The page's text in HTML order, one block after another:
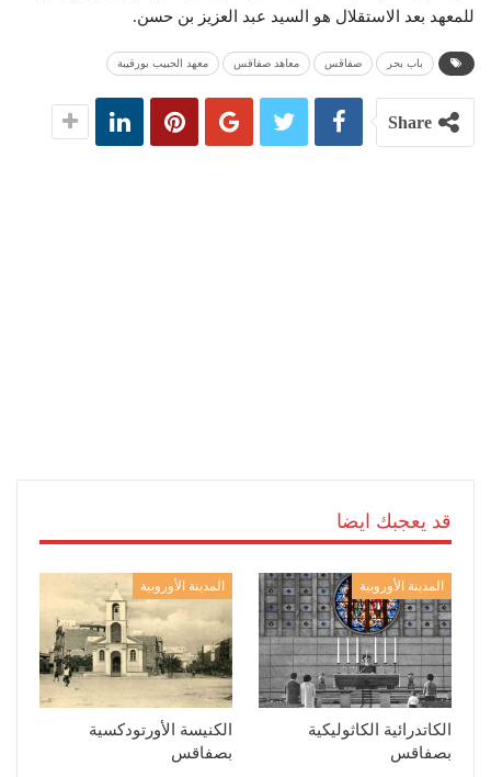
للمعهد بعد الاستقلال هو السيد عبد العزيز بن حسن.
باب بحر صفاقس معاهد صفاقس معهد الحبيب بورقيبة
Share
قد يعجبك ايضا
المدينة الأوروبية
الكاتدرائية الكاثوليكية
بصفاقس
المدينة الأوروبية
الكنيسة الأورتودكسية
بصفاقس